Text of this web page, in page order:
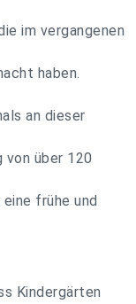
im vergangenen
haben.
an dieser
von über 120
frühe und
Kindergärten